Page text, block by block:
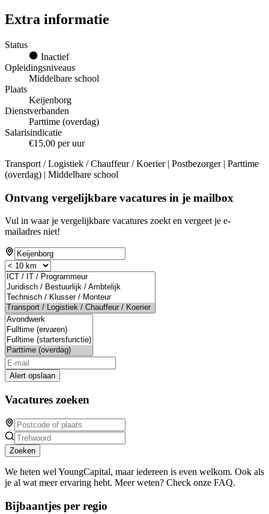
Extra informatie
Status
Inactief
Opleidingsniveaus
Middelbare school
Plaats
Keijenborg
Dienstverbanden
Parttime (overdag)
Salarisindicatie
€15,00 per uur
Transport / Logistiek / Chauffeur / Koerier | Postbezorger | Parttime
(overdag) | Middelbare school
Ontvang vergelijkbare vacatures in je mailbox
Vul in waar je vergelijkbare vacatures zoekt en vergeet je e-
mailadres niet!
Alert opslaan
Vacatures zoeken
Zoeken
We heten wel YoungCapital, maar iedereen is even welkom. Ook als
je al wat meer ervaring hebt. Meer weten? Check onze FAQ.
Bijbaantjes per regio